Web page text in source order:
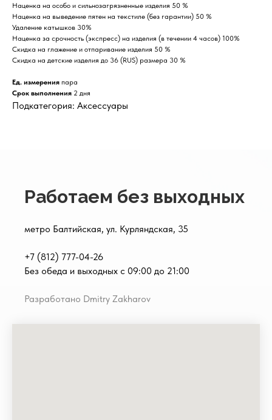
Наценка на особо и сильнозагрязненные изделия 50 %
Наценка на выведение пятен на текстиле (без гарантии) 50 %
Удаление катышков 30%
Наценка за срочность (экспресс) на изделия (в течении 4 часов) 100%
Скидка на глажение и отпаривание изделия 50 %
Скидка на детские изделия до 36 (RUS) размера 30 %
Ед. измерения пара
Срок выполнения 2 дня
Подкатегория: Аксессуары
Работаем без выходных
метро Балтийская, ул. Курляндская, 35
+7 (812) 777-04-26
Без обеда и выходных с 09:00 до 21:00
Разработано Dmitry Zakharov